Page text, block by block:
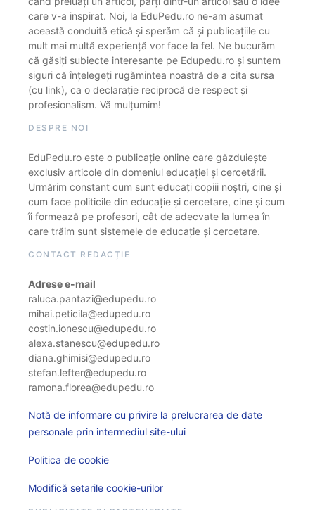
care v-a inspirat. Noi, la EduPedu.ro ne-am asumat
această conduită etică și sperăm că și publicațiile cu
mult mai multă experiență vor face la fel. Ne bucurăm
că găsiți subiecte interesante pe Edupedu.ro și suntem
siguri că înțelegeți rugămintea noastră de a cita sursa
(cu link), ca o declarație reciprocă de respect și
profesionalism. Vă mulțumim!
DESPRE NOI
EduPedu.ro este o publicație online care găzduiește
exclusiv articole din domeniul educației și cercetării.
Urmărim constant cum sunt educați copiii noștri, cine și
cum face politicile din educație și cercetare, cine și cum
îi formează pe profesori, cât de adecvate la lumea în
care trăim sunt sistemele de educație și cercetare.
CONTACT REDACȚIE
Adrese e-mail
raluca.pantazi@edupedu.ro
mihai.peticila@edupedu.ro
costin.ionescu@edupedu.ro
alexa.stanescu@edupedu.ro
diana.ghimisi@edupedu.ro
stefan.lefter@edupedu.ro
ramona.florea@edupedu.ro
Notă de informare cu privire la prelucrarea de date
personale prin intermediul site-ului
Politica de cookie
Modifică setarile cookie-urilor